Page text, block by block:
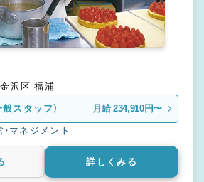
神奈川県 横浜市金沢区 福浦
スタッフ） 月給 234,910円〜
マネジメント
詳しくみる